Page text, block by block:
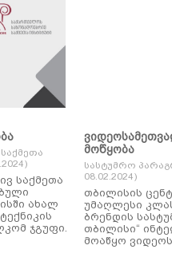
საქმეთა
ახალ
ჯგუფი.
მოწყობა
სასტუმრო
08.02.2024)
თბილისის
უმაღლესი
ბრენდის
თბილისი“
მოაწყო